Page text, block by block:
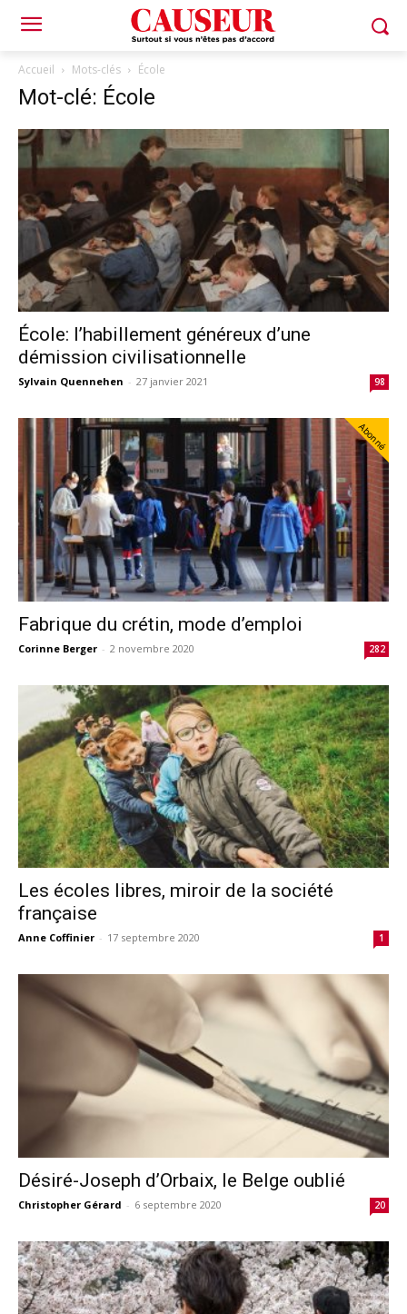
Accueil Mots-clés École
Mot-clé: École
École: l’habillement généreux d’une
démission civilisationnelle
Sylvain Quennehen - 27 janvier 2021 98
Abonné
Fabrique du crétin, mode d’emploi
Corinne Berger - 2 novembre 2020 282
Les écoles libres, miroir de la société
française
Anne Coffinier - 17 septembre 2020 1
Désiré-Joseph d’Orbaix, le Belge oublié
Christopher Gérard - 6 septembre 2020 20